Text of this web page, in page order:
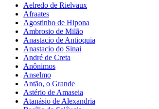
Aelredo de Rielvaux
Afraates
Agostinho de Hipona
Ambrosio de Milão
Anastacio de Antioquia
Anastacio do Sinai
André de Creta
Anônimos
Anselmo
Antão, o Grande
Astério de Amaseia
Atanásio de Alexandria